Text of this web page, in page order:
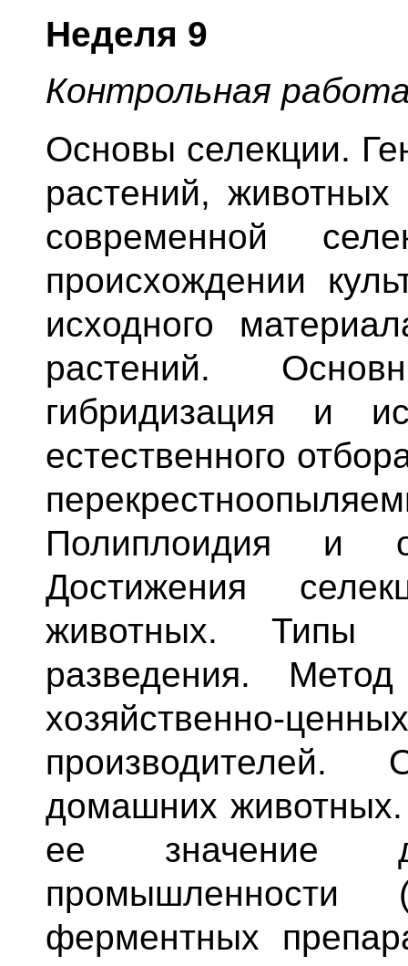
Неделя 9
Контрольная
Основы селекции.
растений,
современной
происхождении
исходного
растений.
гибридизация и
естественного
Полиплоидия и
Достижения
животных. Типы
разведения.
хозяйственно-
производителей.
домашних животных.
ее значение
промышленности
ферментных